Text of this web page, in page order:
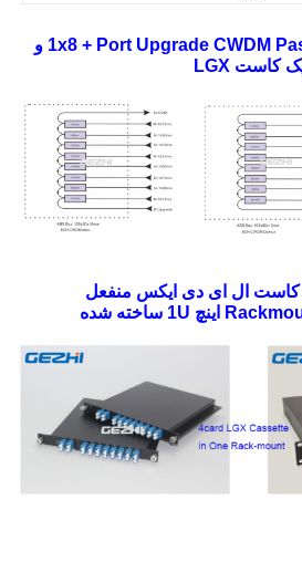
1x8 + Port Upgrade CWDM Passive Multiplexer Mux و
چهار کارت 1x8 CWDM کاست ال ای دی ایکس منفعل